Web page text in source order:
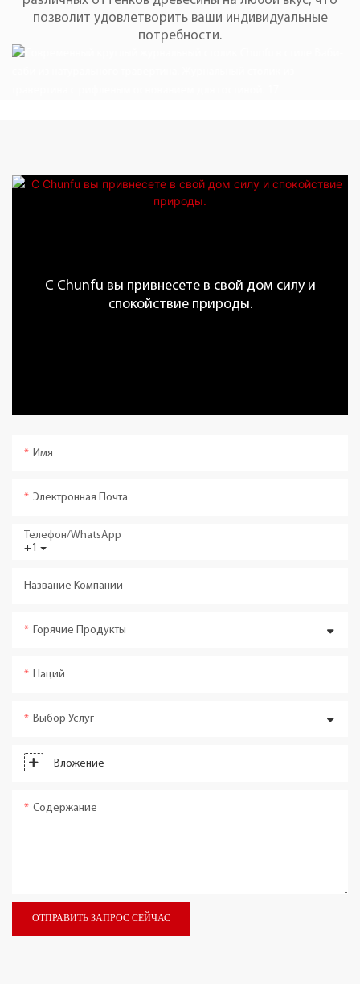
позволит удовлетворить ваши индивидуальные
потребности.
С Chunfu вы привнесете в свой дом силу и
спокойствие природы.
Имя
Электронная Почта
+1
Телефон/WhatsApp
Название Компании
Горячие Продукты
Наций
Выбор Услуг
Вложение
Содержание
ОТПРАВИТЬ ЗАПРОС СЕЙЧАС